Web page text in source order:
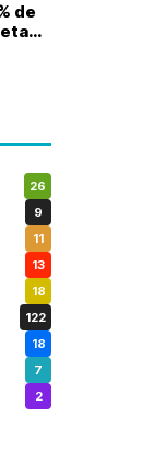
de
26
9
11
13
18
122
18
7
2